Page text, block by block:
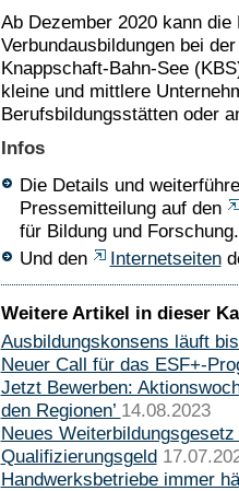
Ab Dezember 2020 kann
Verbundausbildungen bei
Knappschaft-Bahn-See
kleine und mittlere
Berufsbildungsstätten oder
Infos
Die Details und
Pressemitteilung auf den
für Bildung und Forschung.
Und den
Internetseiten
Weitere Artikel in dieser
Ausbildungskonsens läuft
Neuer Call für das ESF+-
Jetzt Bewerben:
den Regionen’ 14.08.2023
Neues
Qualifizierungsgeld
Handwerksbetriebe immer